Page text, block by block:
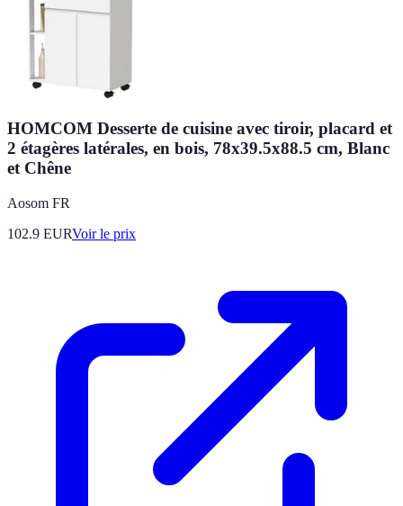
HOMCOM Desserte de cuisine avec tiroir, placard et
2 étagères latérales, en bois, 78x39.5x88.5 cm, Blanc
et Chêne
Aosom FR
102.9 EURVoir le prix